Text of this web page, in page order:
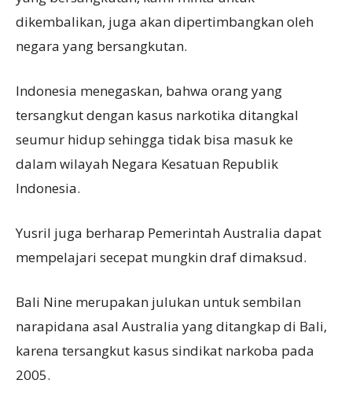
dikembalikan, juga akan dipertimbangkan oleh
negara yang bersangkutan.
Indonesia menegaskan, bahwa orang yang
tersangkut dengan kasus narkotika ditangkal
seumur hidup sehingga tidak bisa masuk ke
dalam wilayah Negara Kesatuan Republik
Indonesia.
Yusril juga berharap Pemerintah Australia dapat
mempelajari secepat mungkin draf dimaksud.
Bali Nine merupakan julukan untuk sembilan
narapidana asal Australia yang ditangkap di Bali,
karena tersangkut kasus sindikat narkoba pada
2005.